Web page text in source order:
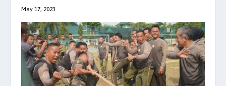
May 17, 2023